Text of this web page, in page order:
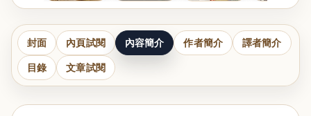
封面 內頁試閱 內容簡介 作者簡介 譯者簡介
目錄 文章試閱